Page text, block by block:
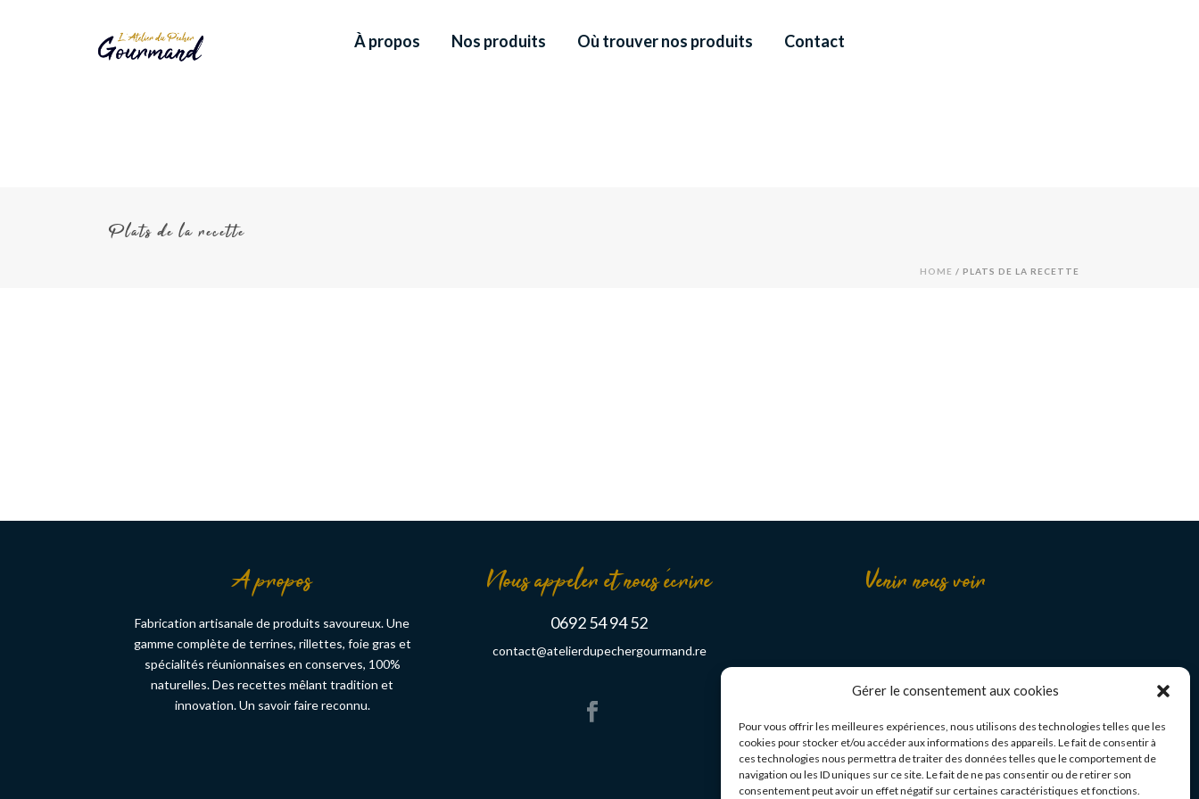
Gérer le consentement aux cookies
Pour vous offrir les meilleures expériences, nous utilisons des technologies telles que les
cookies pour stocker et/ou accéder aux informations des appareils. Le fait de consentir à
ces technologies nous permettra de traiter des données telles que le comportement de
navigation ou les ID uniques sur ce site. Le fait de ne pas consentir ou de retirer son
consentement peut avoir un effet négatif sur certaines caractéristiques et fonctions.
À propos Nos produits Où trouver nos produits Contact
Plats de la recette
HOME / PLATS DE LA RECETTE
A propos
Fabrication artisanale de produits savoureux. Une
gamme complète de terrines, rillettes, foie gras et
spécialités réunionnaises en conserves, 100%
naturelles. Des recettes mêlant tradition et
innovation. Un savoir faire reconnu.
Nous appeler et nous écrire
0692 54 94 52
contact@atelierdupechergourmand.re
Venir nous voir